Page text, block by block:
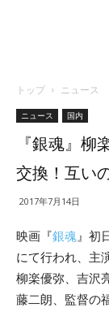
トップ ニュース
ニュース 国内
『銀魂』
交換！互い
2017年7月14日
映画『銀魂 』初
にて行われ、主
柳楽優弥、吉沢
藤二朗、監督の